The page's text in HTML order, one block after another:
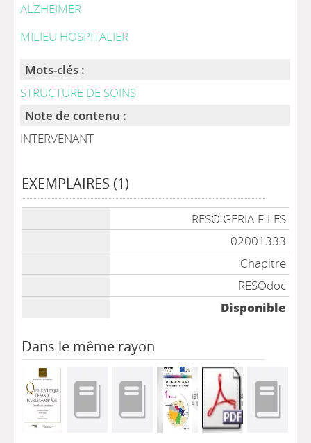
ALZHEIMER
MILIEU HOSPITALIER
Mots-clés :
STRUCTURE DE SOINS
Note de contenu :
INTERVENANT
EXEMPLAIRES (1)
RESO GERIA-F-LES
02001333
Chapitre
RESOdoc
Disponible
Dans le même rayon